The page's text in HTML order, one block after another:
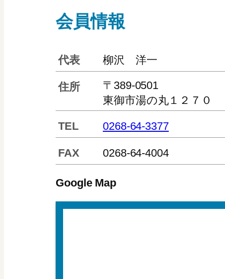
会員情報
代表 柳沢 洋一
住所
〒389-0501
東御市湯の丸１２７０
TEL 0268-64-3377
FAX 0268-64-4004
Google Map